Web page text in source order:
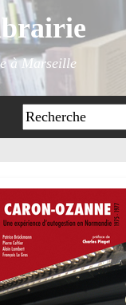
à Marseille